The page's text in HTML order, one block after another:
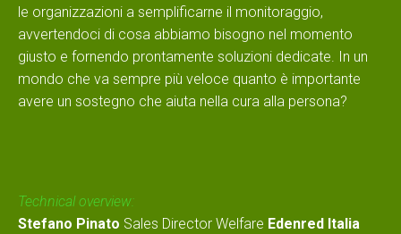
le organizzazioni a semplificarne il monitoraggio,
avvertendoci di cosa abbiamo bisogno nel momento
giusto e fornendo prontamente soluzioni dedicate. In un
mondo che va sempre più veloce quanto è importante
avere un sostegno che aiuta nella cura alla persona?
Technical overview:
Stefano Pinato Sales Director Welfare Edenred Italia